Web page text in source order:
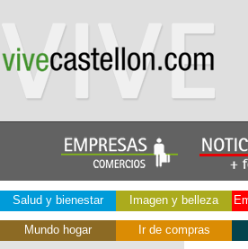
Salud y bienestar Imagen y belleza
Mundo hogar Ir de compras